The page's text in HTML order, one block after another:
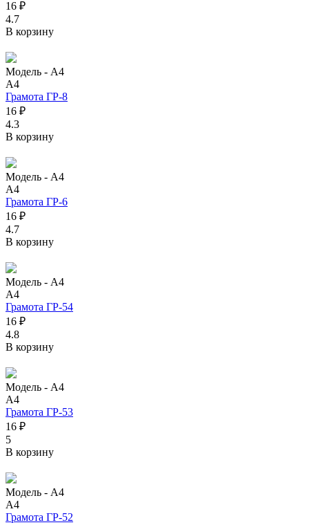
16 ₽
4.7
В корзину
Модель - А4
А4
Грамота ГР-8
16 ₽
4.3
В корзину
Модель - А4
А4
Грамота ГР-6
16 ₽
4.7
В корзину
Модель - А4
А4
Грамота ГР-54
16 ₽
4.8
В корзину
Модель - А4
А4
Грамота ГР-53
16 ₽
5
В корзину
Модель - А4
А4
Грамота ГР-52